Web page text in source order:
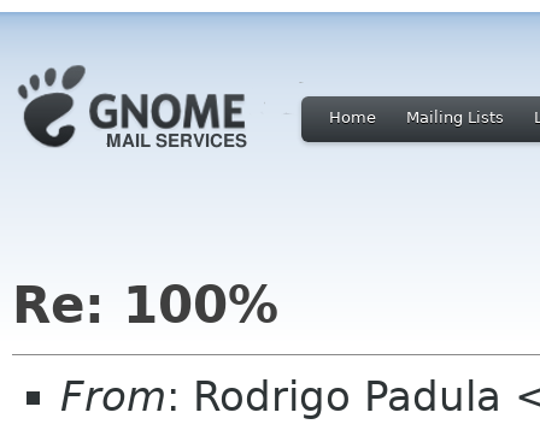
Home Mailing Lists
Re: 100%
From: Rodrigo Padula